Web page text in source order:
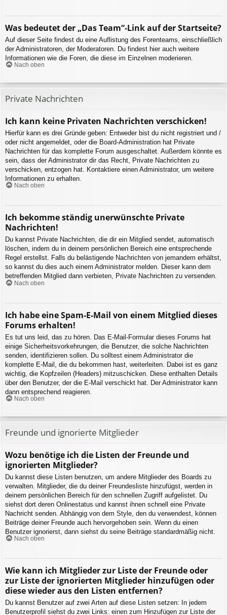
Was bedeutet der „Das Team“-Link auf der Startseite?
Auf dieser Seite findest du eine Auflistung des Forenteams, einschließlich
der Administratoren, der Moderatoren. Du findest hier auch weitere
Informationen wie die Foren, die diese im Einzelnen moderieren.
Nach oben
Private Nachrichten
Ich kann keine Privaten Nachrichten verschicken!
Hierfür kann es drei Gründe geben: Entweder bist du nicht registriert und /
oder nicht angemeldet, oder die Board-Administration hat Private
Nachrichten für das komplette Forum ausgeschaltet. Außerdem könnte es
sein, dass der Administrator dir das Recht, Private Nachrichten zu
verschicken, entzogen hat. Kontaktiere einen Administrator, um weitere
Informationen zu erhalten.
Nach oben
Ich bekomme ständig unerwünschte Private
Nachrichten!
Du kannst Private Nachrichten, die dir ein Mitglied sendet, automatisch
löschen, indem du in deinem persönlichen Bereich eine entsprechende
Regel erstellst. Falls du belästigende Nachrichten von jemandem erhältst,
so kannst du dies auch einem Administrator melden. Dieser kann dem
betreffenden Mitglied dann verbieten, Private Nachrichten zu versenden.
Nach oben
Ich habe eine Spam-E-Mail von einem Mitglied dieses
Forums erhalten!
Es tut uns leid, das zu hören. Das E-Mail-Formular dieses Forums hat
einige Sicherheitsvorkehrungen, die Benutzer, die solche Nachrichten
senden, identifizieren sollen. Du solltest einem Administrator die
komplette E-Mail, die du bekommen hast, weiterleiten. Dabei ist es ganz
wichtig, die Kopfzeilen (Headers) mitzuschicken. Diese enthalten Details
über den Benutzer, der die E-Mail verschickt hat. Der Administrator kann
dann entsprechend reagieren.
Nach oben
Freunde und ignorierte Mitglieder
Wozu benötige ich die Listen der Freunde und
ignorierten Mitglieder?
Du kannst diese Listen benutzen, um andere Mitglieder des Boards zu
verwalten. Mitglieder, die du deiner Freundesliste hinzufügst, werden in
deinem persönlichen Bereich für den schnellen Zugriff aufgelistet. Du
siehst dort deren Onlinestatus und kannst ihnen schnell eine Private
Nachricht senden. Abhängig von dem Style, den du verwendest, können
Beiträge deiner Freunde auch hervorgehoben sein. Wenn du einen
Benutzer ignorierst, dann siehst du seine Beiträge standardmäßig nicht.
Nach oben
Wie kann ich Mitglieder zur Liste der Freunde oder
zur Liste der ignorierten Mitglieder hinzufügen oder
diese wieder aus den Listen entfernen?
Du kannst Benutzer auf zwei Arten auf diese Listen setzen: In jedem
Benutzerprofil siehst du zwei Links: einen zum Hinzufügen zur Liste der